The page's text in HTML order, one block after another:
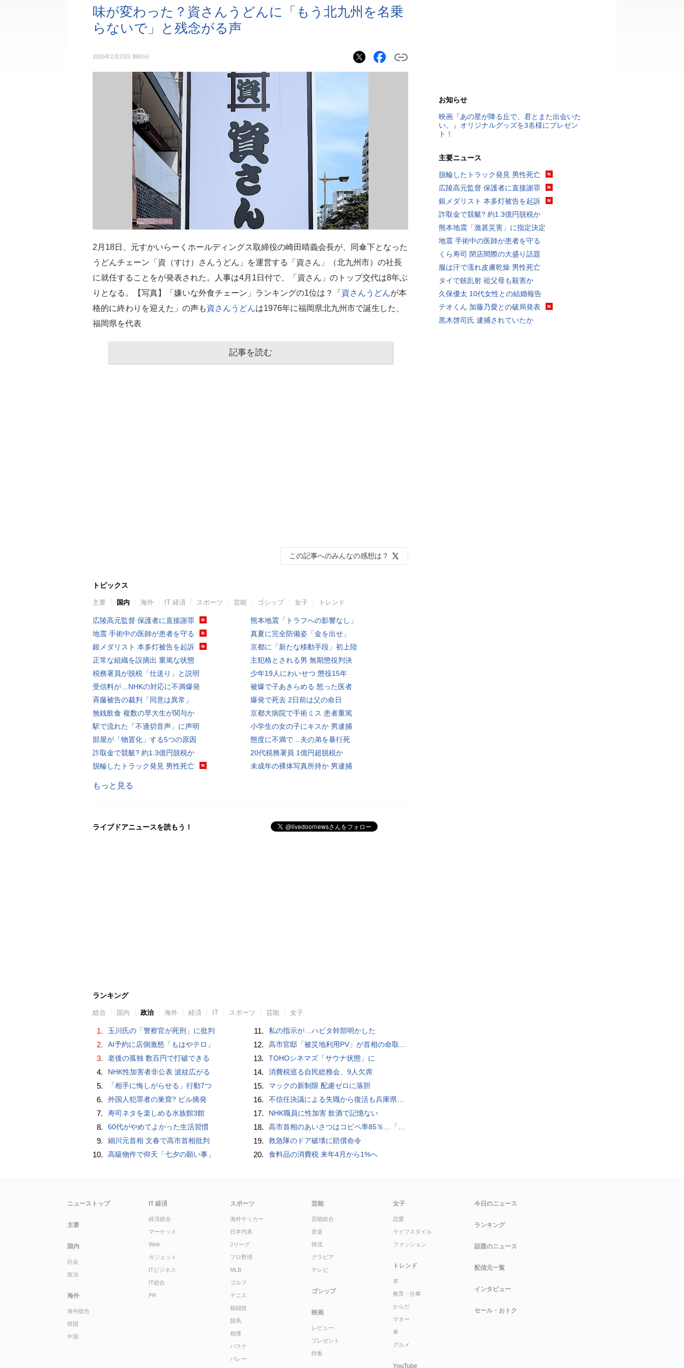
味が変わった？資さんうどんに「もう北九州を名乗
らないで」と残念がる声
2026年2月23日 8時0分
2月18日、元すかいらーくホールディングス取締役の崎田晴義会長が、同傘下となった
うどんチェーン「資（すけ）さんうどん」を運営する「資さん」（北九州市）の社長
に就任することをが発表された。人事は4月1日付で、「資さん」のトップ交代は8年ぶ
りとなる。【写真】「嫌いな外食チェーン」ランキングの1位は？「 資さんうどんが本
格的に終わりを迎えた」の声も資さんうどんは1976年に福岡県北九州市で誕生した、
福岡県を代表
記事を読む
この記事へのみんなの感想は？
トピックス
主要 国内 海外 IT 経済 スポーツ 芸能 ゴシップ 女子 トレンド
広陵高元監督 保護者に直接謝罪
地震 手術中の医師が患者を守る
銀メダリスト 本多灯被告を起訴
正常な組織を誤摘出 重篤な状態
税務署員が脱税「仕送り」と説明
受信料が…NHKの対応に不満爆発
斉藤被告の裁判「同意は異常」
無銭飲食 複数の早大生が関与か
駅で流れた「不適切音声」に声明
部屋が「物置化」する5つの原因
詐取金で競艇? 約1.3億円脱税か
脱輪したトラック発見 男性死亡
熊本地震「トラフへの影響なし」
真夏に完全防備姿「金を出せ」
京都に「新たな移動手段」初上陸
主犯格とされる男 無期懲役判決
少年19人にわいせつ 懲役15年
被爆で子あきらめる 怒った医者
爆発で死去 2日前は父の命日
京都大病院で手術ミス 患者重篤
小学生の女の子にキスか 男逮捕
態度に不満で…夫の弟を暴行死
20代税務署員 1億円超脱税か
未成年の裸体写真所持か 男逮捕
もっと見る
ライブドアニュースを読もう！
ランキング
総合 国内 政治 海外 経済 IT スポーツ 芸能 女子
1. 玉川氏の「警察官が死刑」に批判
2. AI予約に店側激怒「もはやテロ」
3. 老後の孤独 数百円で打破できる
4. NHK性加害者非公表 波紋広がる
5. 「相手に悔しがらせる」行動7つ
6. 外国人犯罪者の巣窟? ビル摘発
7. 寿司ネタを楽しめる水族館3館
8. 60代がやめてよかった生活習慣
9. 細川元首相 文春で高市首相批判
10. 高級物件で仰天「七夕の願い事」
11. 私の指示が…ハビタ幹部明かした
12. 高市官邸「被災地利用PV」が首相の命取りに？ 安倍元首相“コロナおこもり動画”の二の舞を自民党が危惧
13. TOHOシネマズ「サウナ状態」に
14. 消費税巡る自民総務会、9人欠席
15. マックの新制限 配慮ゼロに落胆
16. 不信任決議による失職から復活も兵庫県・斉藤知事への批判が再燃中！
17. NHK職員に性加害 飲酒で記憶ない
18. 高市首相のあいさつはコピペ率85％…「広島への思い」石破前首相・愛子内親王とは絶望的格差
19. 救急隊のドア破壊に賠償命令
20. 食料品の消費税 来年4月から1%へ
お知らせ
映画『あの星が降る丘で、君とまた出会いた
い。』オリジナルグッズを3名様にプレゼン
ト！
主要ニュース
脱輪したトラック発見 男性死亡
広陵高元監督 保護者に直接謝罪
銀メダリスト 本多灯被告を起訴
詐取金で競艇? 約1.3億円脱税か
熊本地震「激甚災害」に指定決定
地震 手術中の医師が患者を守る
くら寿司 閉店間際の大盛り話題
服は汗で濡れ皮膚乾燥 男性死亡
タイで銃乱射 祖父母も殺害か
久保優太 10代女性との結婚報告
テオくん 加藤乃愛との破局発表
黒木啓司氏 逮捕されていたか
ニューストップ
主要
国内
社会
政治
海外
海外総合
韓国
中国
IT 経済
経済総合
マーケット
Web
ガジェット
ITビジネス
IT総合
PR
スポーツ
海外サッカー
日本代表
Jリーグ
プロ野球
MLB
ゴルフ
テニス
格闘技
競馬
相撲
バスケ
バレー
芸能
芸能総合
音楽
韓流
グラビア
テレビ
ゴシップ
映画
レビュー
プレゼント
特集
女子
恋愛
ライフスタイル
ファッション
トレンド
本
教育・仕事
からだ
マネー
車
グルメ
YouTube
今日のニュース
ランキング
話題のニュース
配信元一覧
インタビュー
セール・おトク